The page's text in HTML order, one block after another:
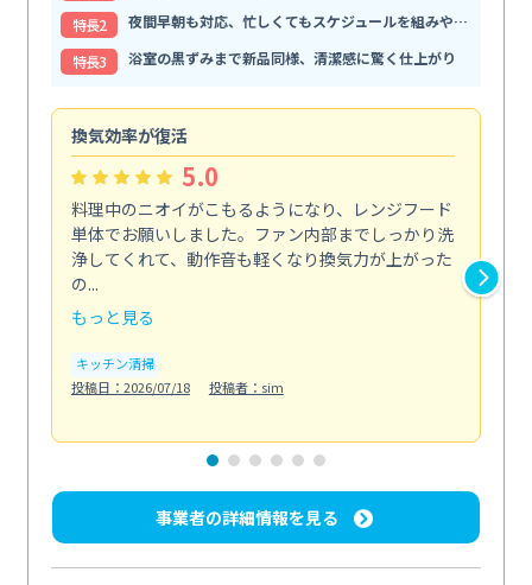
特⻑2
夜間早朝も対応、忙しくてもスケジュールを組みやすい
特⻑3
浴室の黒ずみまで新品同様、清潔感に驚く仕上がり
換気効率が復活
5.0
料理中のニオイがこもるようになり、レンジフード
単体でお願いしました。ファン内部までしっかり洗
浄してくれて、動作音も軽くなり換気力が上がった
の...
もっと見る
キッチン清掃
投稿日：2026/07/18
投稿者：sim
事業者の詳細情報を見る